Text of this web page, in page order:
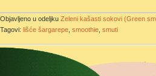
Objavljeno u odeljku Zeleni kašasti sokovi (Green
Tagovi: lišće šargarepe smoothie smuti